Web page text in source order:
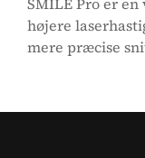
højere
mere præcise